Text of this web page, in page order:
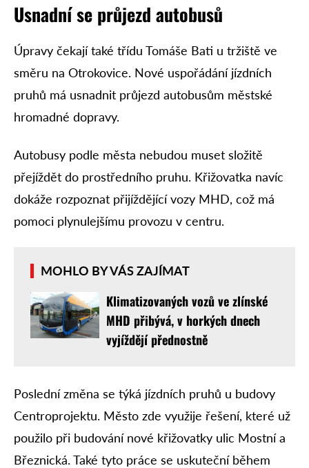
Usnadní se průjezd autobusů
Úpravy čekají také třídu Tomáše Bati u tržiště ve
směru na Otrokovice. Nové uspořádání jízdních
pruhů má usnadnit průjezd autobusům městské
hromadné dopravy.
Autobusy podle města nebudou muset složitě
přejíždět do prostředního pruhu. Křižovatka navíc
dokáže rozpoznat přijíždějící vozy MHD, což má
pomoci plynulejšímu provozu v centru.
MOHLO BY VÁS ZAJÍMAT
Klimatizovaných vozů ve zlínské
MHD přibývá, v horkých dnech
vyjíždějí přednostně
Poslední změna se týká jízdních pruhů u budovy
Centroprojektu. Město zde využije řešení, které už
použilo při budování nové křižovatky ulic Mostní a
Březnická. Také tyto práce se uskuteční během